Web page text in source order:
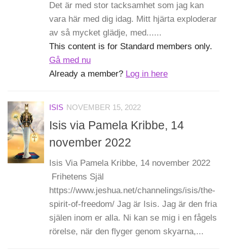
Det är med stor tacksamhet som jag kan
vara här med dig idag. Mitt hjärta exploderar
av så mycket glädje, med......
This content is for Standard members only.
Gå med nu
Already a member? Log in here
ISIS NOVEMBER 15, 2022
Isis via Pamela Kribbe, 14
november 2022
Isis Via Pamela Kribbe, 14 november 2022
Frihetens Själ
https://www.jeshua.net/channelings/isis/the-
spirit-of-freedom/ Jag är Isis. Jag är den fria
själen inom er alla. Ni kan se mig i en fågels
rörelse, när den flyger genom skyarna,...